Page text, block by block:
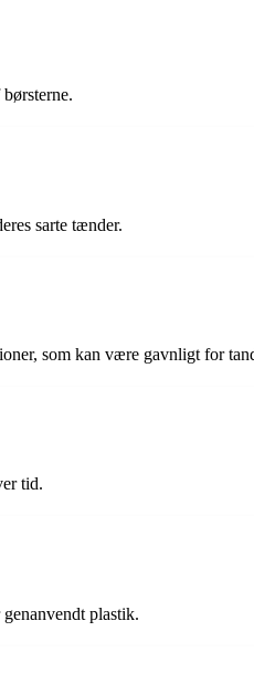
sarte tænder.
som kan være gavnligt for
tid.
plastik.